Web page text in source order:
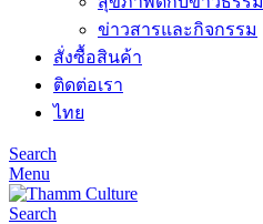
ข่าวสารและกิจกรรม
สั่งซื้อสินค้า
ติดต่อเรา
ไทย
Search
Menu
Search